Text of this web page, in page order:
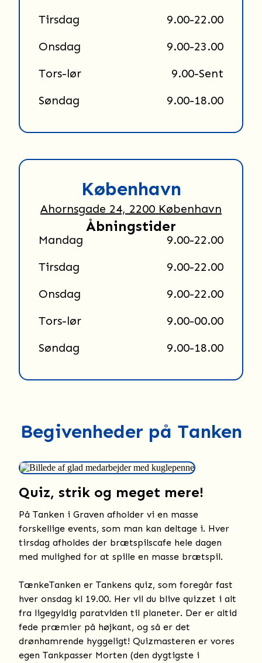
Tirsdag
9.00-22.00
Onsdag
9.00-23.00
Tors-lør
9.00-Sent
Søndag
9.00-18.00
København
Ahornsgade 24, 2200 København
Åbningstider
Mandag
9.00-22.00
Tirsdag
9.00-22.00
Onsdag
9.00-22.00
Tors-lør
9.00-00.00
Søndag
9.00-18.00
Begivenheder på Tanken
Quiz, strik og meget mere!
På Tanken i Graven afholder vi en masse
forskellige events, som man kan deltage i. Hver
tirsdag afholdes der brætspilscafe hele dagen
med mulighed for at spille en masse brætspil.
TænkeTanken er Tankens quiz, som foregår fast
hver onsdag kl 19.00. Her vil du blive quizzet i alt
fra ligegyldig paratviden til planeter. Der er altid
fede præmier på højkant, og så er det
drønhamrende hyggeligt! Quizmasteren er vores
egen Tankpasser Morten (den dygtigste i